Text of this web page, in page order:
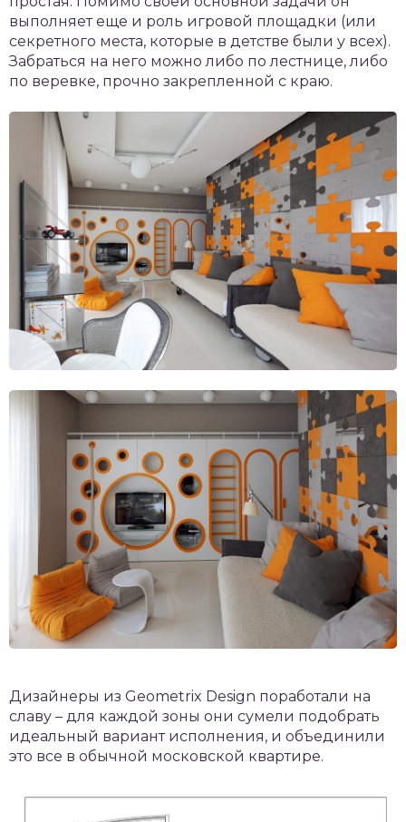
выполняет еще и роль игровой площадки (или
секретного места, которые в детстве были у всех).
Забраться на него можно либо по лестнице, либо
по веревке, прочно закрепленной с краю.
Дизайнеры из Geometrix Design поработали на
славу – для каждой зоны они сумели подобрать
идеальный вариант исполнения, и объединили
это все в обычной московской квартире.